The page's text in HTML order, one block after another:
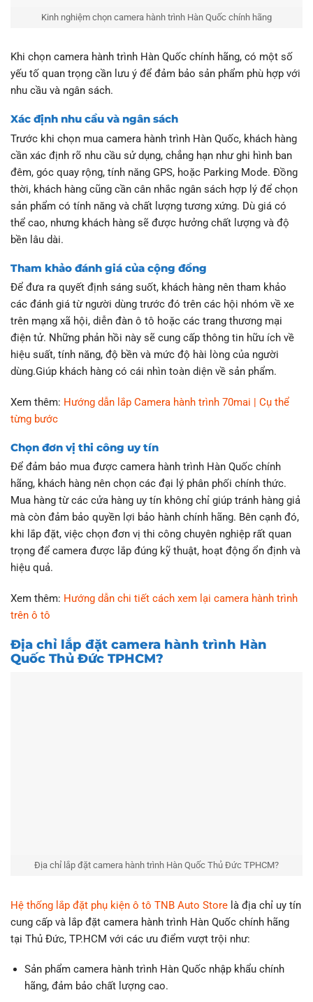
Kinh nghiệm chọn camera hành trình Hàn Quốc chính hãng
Khi chọn camera hành trình Hàn Quốc chính hãng, có một số
yếu tố quan trọng cần lưu ý để đảm bảo sản phẩm phù hợp với
nhu cầu và ngân sách.
Xác định nhu cầu và ngân sách
Trước khi chọn mua camera hành trình Hàn Quốc, khách hàng
cần xác định rõ nhu cầu sử dụng, chẳng hạn như ghi hình ban
đêm, góc quay rộng, tính năng GPS, hoặc Parking Mode. Đồng
thời, khách hàng cũng cần cân nhắc ngân sách hợp lý để chọn
sản phẩm có tính năng và chất lượng tương xứng. Dù giá có
thể cao, nhưng khách hàng sẽ được hưởng chất lượng và độ
bền lâu dài.
Tham khảo đánh giá của cộng đồng
Để đưa ra quyết định sáng suốt, khách hàng nên tham khảo
các đánh giá từ người dùng trước đó trên các hội nhóm về xe
trên mạng xã hội, diễn đàn ô tô hoặc các trang thương mại
điện tử. Những phản hồi này sẽ cung cấp thông tin hữu ích về
hiệu suất, tính năng, độ bền và mức độ hài lòng của người
dùng.Giúp khách hàng có cái nhìn toàn diện về sản phẩm.
Xem thêm: Hướng dẫn lắp Camera hành trình 70mai | Cụ thể
từng bước
Chọn đơn vị thi công uy tín
Để đảm bảo mua được camera hành trình Hàn Quốc chính
hãng, khách hàng nên chọn các đại lý phân phối chính thức.
Mua hàng từ các cửa hàng uy tín không chỉ giúp tránh hàng giả
mà còn đảm bảo quyền lợi bảo hành chính hãng. Bên cạnh đó,
khi lắp đặt, việc chọn đơn vị thi công chuyên nghiệp rất quan
trọng để camera được lắp đúng kỹ thuật, hoạt động ổn định và
hiệu quả.
Xem thêm: Hướng dẫn chi tiết cách xem lại camera hành trình
trên ô tô
Địa chỉ lắp đặt camera hành trình Hàn
Quốc Thủ Đức TPHCM?
Địa chỉ lắp đặt camera hành trình Hàn Quốc Thủ Đức TPHCM?
Hệ thống lắp đặt phụ kiện ô tô TNB Auto Store là địa chỉ uy tín
cung cấp và lắp đặt camera hành trình Hàn Quốc chính hãng
tại Thủ Đức, TP.HCM với các ưu điểm vượt trội như:
Sản phẩm camera hành trình Hàn Quốc nhập khẩu chính
hãng, đảm bảo chất lượng cao.